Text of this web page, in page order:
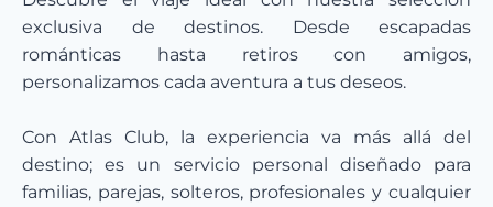
exclusiva de destinos. Desde escapadas
románticas hasta retiros con amigos,
personalizamos cada aventura a tus deseos.
Con Atlas Club, la experiencia va más allá del
destino; es un servicio personal diseñado para
familias, parejas, solteros, profesionales y cualquier